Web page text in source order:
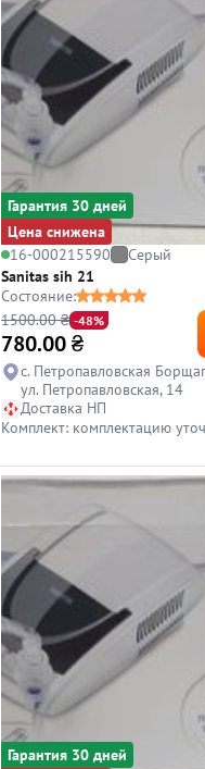
Гарантия 30 дней
Цена снижена
16-000215590
Серый
Sanitas sih 21
Состояние:
1500.00 ₴ -48%
780.00₴
с. Петропавловская
ул. Петропавловская, 14
Доставка НП
Комплект: комплектацию
Гарантия 30 дней